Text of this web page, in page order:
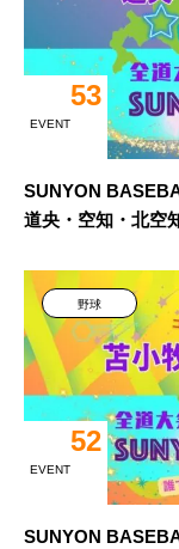
EVENT
53
SUNYON
道央・空知・北空
野球
EVENT
52
SUNYON